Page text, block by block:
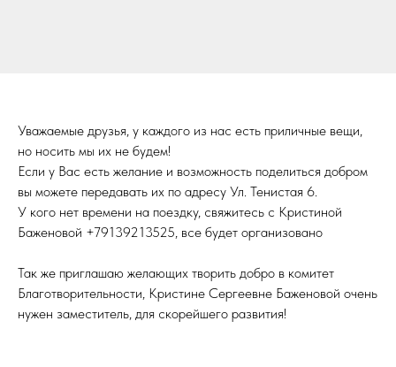
Уважаемые друзья, у каждого из нас есть приличные вещи,
но носить мы их не будем!
Если у Вас есть желание и возможность поделиться добром
вы можете передавать их по адресу Ул. Тенистая 6.
У кого нет времени на поездку, свяжитесь с Кристиной
Баженовой +79139213525, все будет организовано
Так же приглашаю желающих творить добро в комитет
Благотворительности, Кристине Сергеевне Баженовой очень
нужен заместитель, для скорейшего развития!